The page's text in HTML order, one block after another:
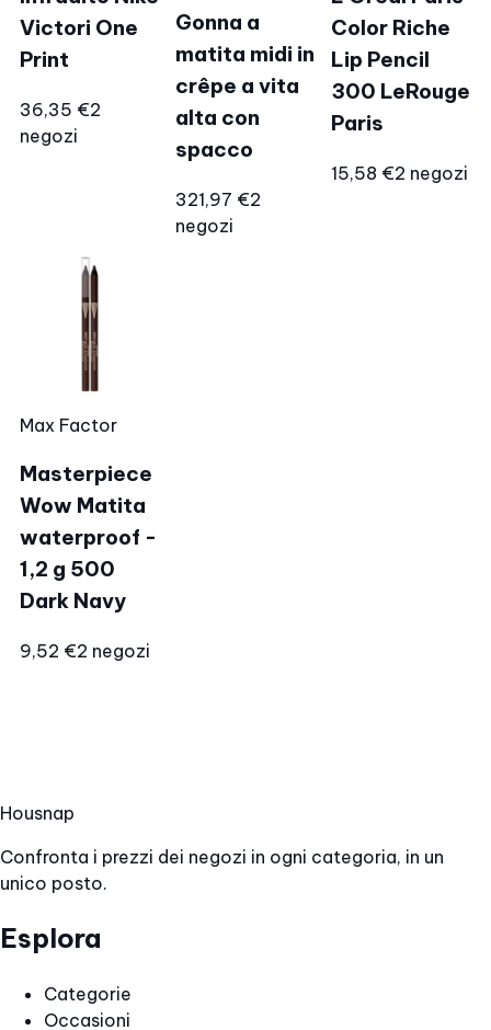
Victori One
Print
36,35 €2
negozi
Gonna a
matita midi in
crêpe a vita
alta con
spacco
321,97 €2
negozi
Color Riche
Lip Pencil
300 LeRouge
Paris
15,58 €2 negozi
Max Factor
Masterpiece
Wow Matita
waterproof -
1,2 g 500
Dark Navy
9,52 €2 negozi
Housnap
Confronta i prezzi dei negozi in ogni categoria, in un
unico posto.
Esplora
Categorie
Occasioni